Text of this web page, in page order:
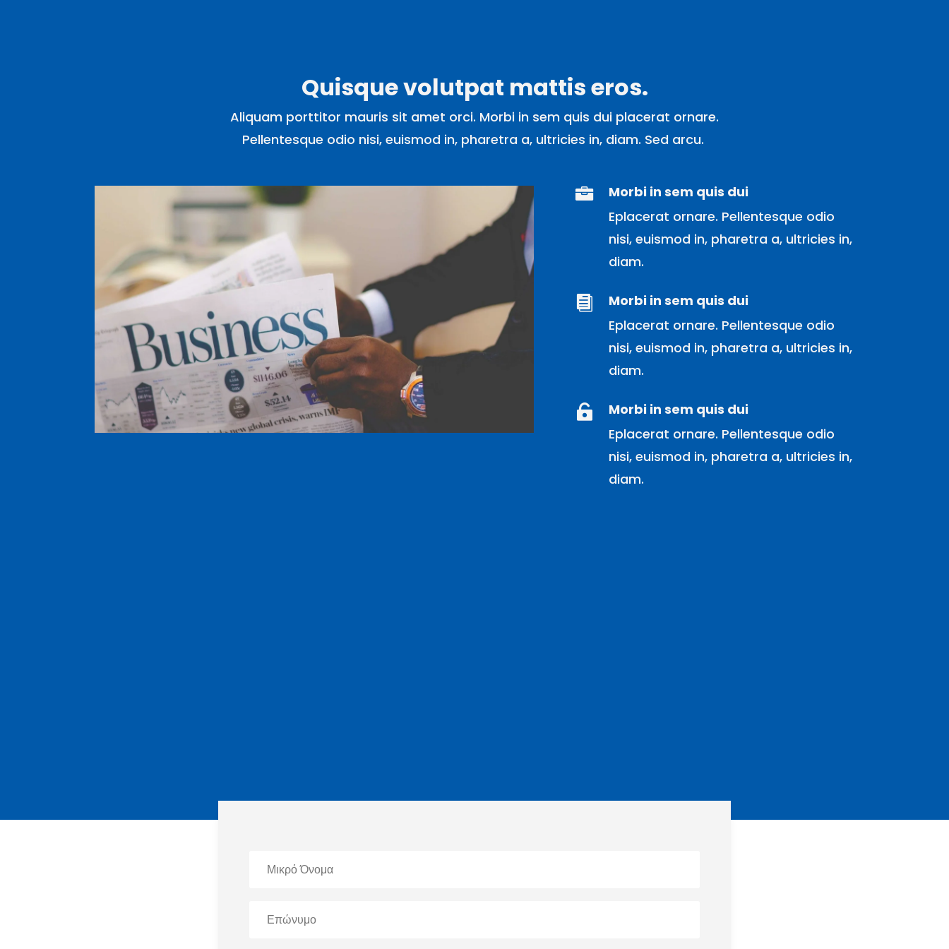
Quisque volutpat mattis eros.
Aliquam porttitor mauris sit amet orci. Morbi in sem quis dui placerat ornare.
Pellentesque odio nisi, euismod in, pharetra a, ultricies in, diam. Sed arcu.

Morbi in sem quis dui
Eplacerat ornare. Pellentesque odio
nisi, euismod in, pharetra a, ultricies in,
diam.

Morbi in sem quis dui
Eplacerat ornare. Pellentesque odio
nisi, euismod in, pharetra a, ultricies in,
diam.

Morbi in sem quis dui
Eplacerat ornare. Pellentesque odio
nisi, euismod in, pharetra a, ultricies in,
diam.